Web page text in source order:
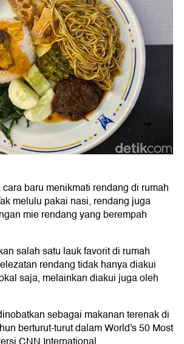
baru menikmati rendang di rumah
melulu pakai nasi, rendang juga
mie rendang yang berempah
salah satu lauk favorit di rumah
rendang tidak hanya diakui
saja, melainkan diakui juga oleh
sebagai makanan terenak di
berturut-turut dalam World's 50 Most